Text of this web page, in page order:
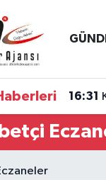
16:31
Haritası